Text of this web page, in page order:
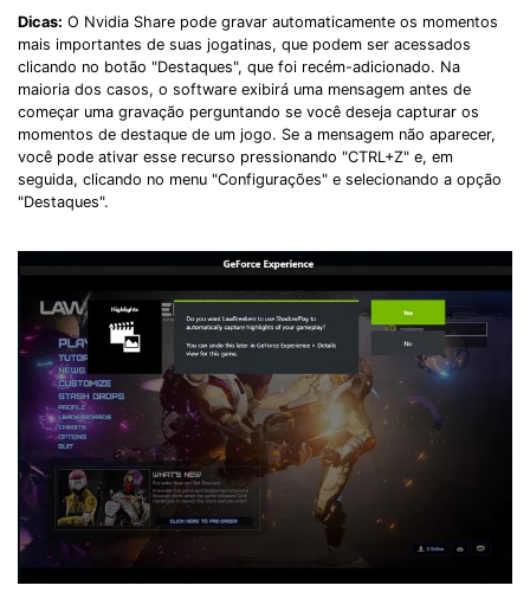
Dicas: O Nvidia Share pode gravar automaticamente os momentos
mais importantes de suas jogatinas, que podem ser acessados ​​
clicando no botão "Destaques", que foi recém-adicionado. Na
maioria dos casos, o software exibirá uma mensagem antes de
começar uma gravação perguntando se você deseja capturar os
momentos de destaque de um jogo. Se a mensagem não aparecer,
você pode ativar esse recurso pressionando "CTRL+Z" e, em
seguida, clicando no menu "Configurações" e selecionando a opção
"Destaques".